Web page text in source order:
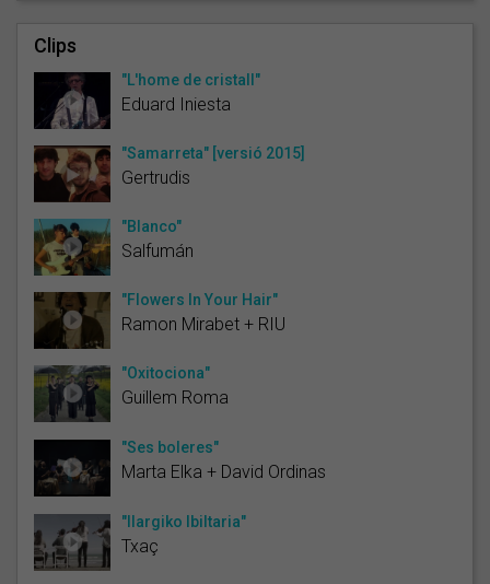
Clips
"L'home de cristall"
Eduard Iniesta
"Samarreta" [versió 2015]
Gertrudis
"Blanco"
Salfumán
"Flowers In Your Hair"
Ramon Mirabet + RIU
"Oxitociona"
Guillem Roma
"Ses boleres"
Marta Elka + David Ordinas
"Ilargiko Ibiltaria"
Txaç